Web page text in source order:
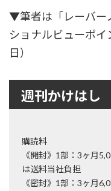
▼筆者は「レーバー
ショナルビューポ
日）
週刊かけはし
購読料
《開封》1部：3ヶ月
は送料当社負担
《密封》1部：3ヶ月